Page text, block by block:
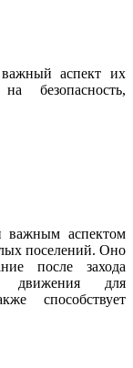
аспект их
безопасность,
важным аспектом
поселений. Оно
после захода
движения для
способствует